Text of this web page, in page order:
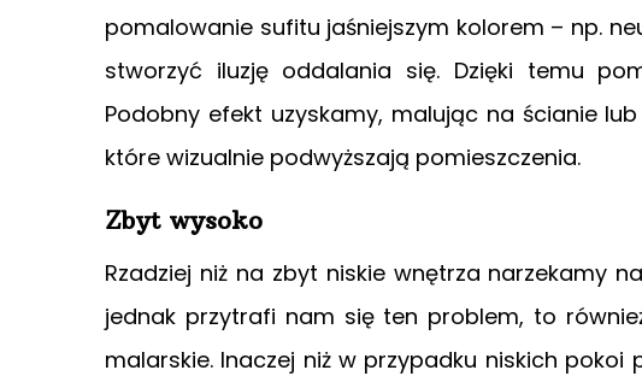
pomalowanie sufitu jaśniejszym kolorem – np.
stworzyć iluzję oddalania się. Dzięki temu
Podobny efekt uzyskamy, malując na ścianie
które wizualnie podwyższają pomieszczenia.
Zbyt wysoko
Rzadziej niż na zbyt niskie wnętrza narzekamy
jednak przytrafi nam się ten problem, to
malarskie. Inaczej niż w przypadku niskich